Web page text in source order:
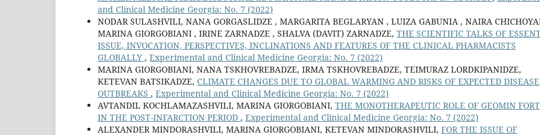
and Clinical Medicine Georgia: No. 7 (2022)
NODAR SULASHVILI, NANA GORGASLIDZE , MARGARITA BEGLARYAN , LUIZA GABUNIA , NAIRA
MARINA GIORGOBIANI , IRINE ZARNADZE , SHALVA (DAVIT) ZARNADZE, THE SCIENTIFIC TALKS OF
ISSUE, INVOCATION, PERSPECTIVES, INCLINATIONS AND FEATURES OF THE CLINICAL PHARMACISTS
GLOBALLY , Experimental and Clinical Medicine Georgia: No. 7 (2022)
MARINA GIORGOBIANI, NANA TSKHOVREBADZE, IRMA TSKHOVREBADZE, TEIMURAZ LORDKIPANIDZE,
KETEVAN BATSIKADZE, CLIMATE CHANGES DUE TO GLOBAL WARMING AND RISKS OF EXPECTED DISEASE
OUTBREAKS , Experimental and Clinical Medicine Georgia: No. 7 (2022)
AVTANDIL KOCHLAMAZASHVILI, MARINA GIORGOBIANI, THE MONOTHERAPEUTIC ROLE OF GEOMIN
IN THE POST-INFARCTION PERIOD , Experimental and Clinical Medicine Georgia: No. 7 (2022)
ALEXANDER MINDORASHVILI, MARINA GIORGOBIANI, KETEVAN MINDORASHVILI, FOR THE ISSUE OF